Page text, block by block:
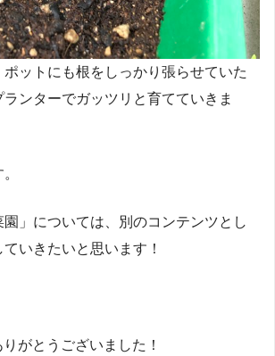
ポットにも根をしっかり張らせていた
ンターでガッツリと育てていきま
園」については、別のコンテンツとし
いきたいと思います！
りがとうございました！